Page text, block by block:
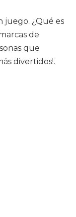
juego. ¿Qué es
de
que
divertidos!.